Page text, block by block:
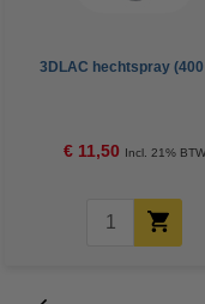
3DLAC hechtspray
€ 11,50 Incl. 21% BTW